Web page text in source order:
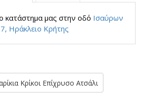
κατάστημα μας στην οδό Ισαύρων
Ηράκλειο Κρήτης
Κρίκοι Επίχρυσο Ατσάλι